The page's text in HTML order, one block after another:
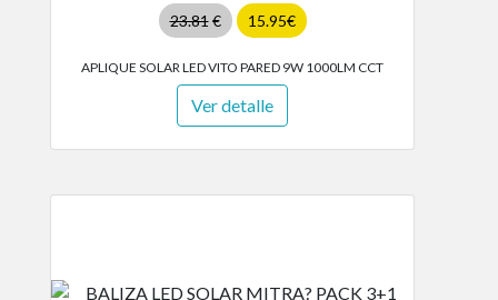
23.81€ 15.95€
APLIQUE SOLAR LED VITO PARED 9W 1000LM CCT
Ver detalle